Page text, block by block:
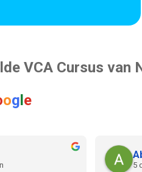
VCA Cursus van
og e
5